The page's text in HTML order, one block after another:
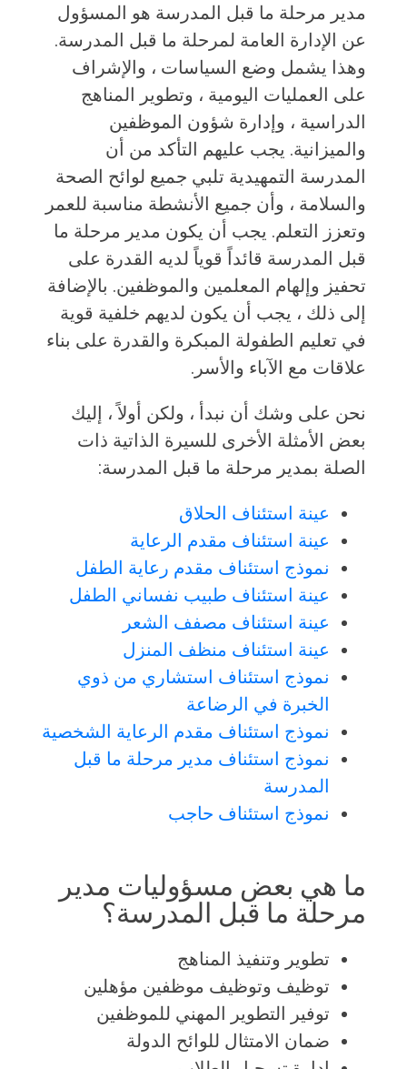
مدير مرحلة ما قبل المدرسة هو المسؤول
عن الإدارة العامة لمرحلة ما قبل المدرسة.
وهذا يشمل وضع السياسات ، والإشراف
على العمليات اليومية ، وتطوير المناهج
الدراسية ، وإدارة شؤون الموظفين
والميزانية. يجب عليهم التأكد من أن
المدرسة التمهيدية تلبي جميع لوائح الصحة
والسلامة ، وأن جميع الأنشطة مناسبة للعمر
وتعزز التعلم. يجب أن يكون مدير مرحلة ما
قبل المدرسة قائداً قوياً لديه القدرة على
تحفيز وإلهام المعلمين والموظفين. بالإضافة
إلى ذلك ، يجب أن يكون لديهم خلفية قوية
في تعليم الطفولة المبكرة والقدرة على بناء
علاقات مع الآباء والأسر.
نحن على وشك أن نبدأ ، ولكن أولاً ، إليك
بعض الأمثلة الأخرى للسيرة الذاتية ذات
الصلة بمدير مرحلة ما قبل المدرسة:
عينة استئناف الحلاق
عينة استئناف مقدم الرعاية
نموذج استئناف مقدم رعاية الطفل
عينة استئناف طبيب نفساني الطفل
عينة استئناف مصفف الشعر
عينة استئناف منظف المنزل
نموذج استئناف استشاري من ذوي
الخبرة في الرضاعة
نموذج استئناف مقدم الرعاية الشخصية
نموذج استئناف مدير مرحلة ما قبل
المدرسة
نموذج استئناف حاجب
ما هي بعض مسؤوليات مدير
مرحلة ما قبل المدرسة؟
تطوير وتنفيذ المناهج
توظيف وتوظيف موظفين مؤهلين
توفير التطوير المهني للموظفين
ضمان الامتثال للوائح الدولة